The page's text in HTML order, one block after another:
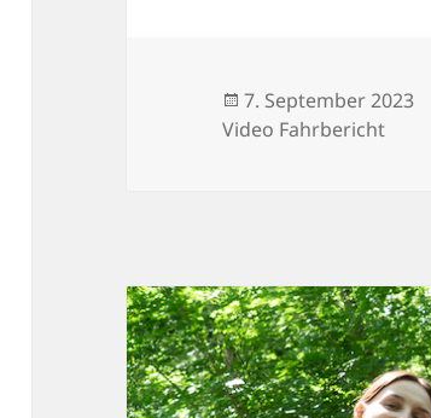
Veröffentlicht
am
7. September 2023
Video Fahrbericht